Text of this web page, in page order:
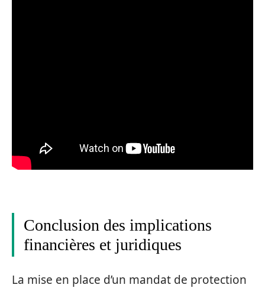
Conclusion des implications
financières et juridiques
La mise en place d’un mandat de protection